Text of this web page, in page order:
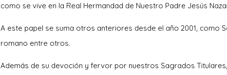
como se vive en la Real Hermandad de Nuestro Padre Jesús
A este papel se suma otros anteriores desde el año 2001, como
romano entre otros.
Además de su devoción y fervor por nuestros Sagrados